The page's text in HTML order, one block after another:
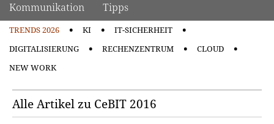
Kommunikation
Tipps
TRENDS 2026 KI
IT-SICHERHEIT
DIGITALISIERUNG
RECHENZENTRUM
CLOUD
NEW WORK
Alle Artikel zu CeBIT 2016